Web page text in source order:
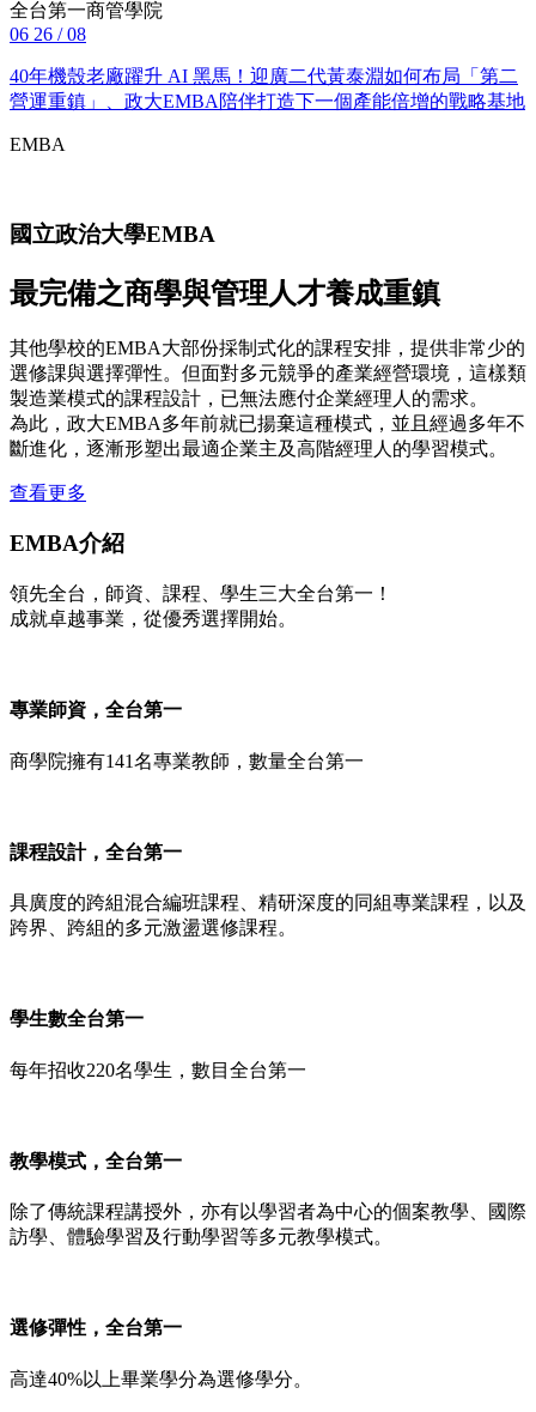
全台第一商管學院
06 26 / 08
40年機殼老廠躍升 AI 黑馬！迎廣二代黃泰淵如何布局「第二
營運重鎮」、政大EMBA陪伴打造下一個產能倍增的戰略基地
EMBA
國立政治大學EMBA
最完備之商學與管理人才養成重鎮
其他學校的EMBA大部份採制式化的課程安排，提供非常少的
選修課與選擇彈性。但面對多元競爭的產業經營環境，這樣類
製造業模式的課程設計，已無法應付企業經理人的需求。
為此，政大EMBA多年前就已揚棄這種模式，並且經過多年不
斷進化，逐漸形塑出最適企業主及高階經理人的學習模式。
查看更多
EMBA介紹
領先全台，師資、課程、學生三大全台第一！
成就卓越事業，從優秀選擇開始。
專業師資，全台第一
商學院擁有141名專業教師，數量全台第一
課程設計，全台第一
具廣度的跨組混合編班課程、精研深度的同組專業課程，以及
跨界、跨組的多元激盪選修課程。
學生數全台第一
每年招收220名學生，數目全台第一
教學模式，全台第一
除了傳統課程講授外，亦有以學習者為中心的個案教學、國際
訪學、體驗學習及行動學習等多元教學模式。
選修彈性，全台第一
高達40%以上畢業學分為選修學分。